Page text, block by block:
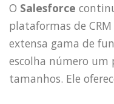
O Salesforce
plataformas de
extensa gama de
escolha número um
tamanhos. Ele